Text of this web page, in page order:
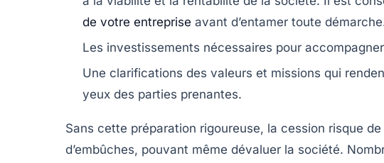
de votre entreprise avant d’entamer toute
Les investissements nécessaires pour
Une clarifications des valeurs et missions qui
yeux des parties prenantes.
Sans cette préparation rigoureuse, la cession risque
d’embûches, pouvant même dévaluer la société.